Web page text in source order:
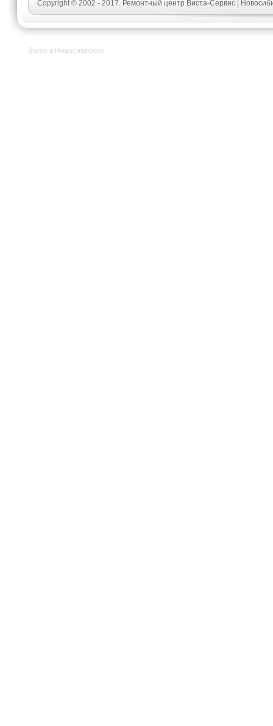
Copyright © 2002 - 2017. Ремонтный центр Виста-Сервис |
Barco в Новосибирске